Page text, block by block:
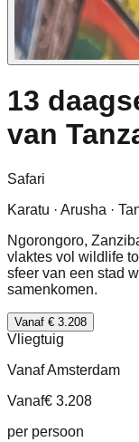
13
van
Safari
Karatu · Arusha ·
Ngorongoro,
vlaktes vol wildlife
sfeer van een stad
samenkomen.
Vanaf € 3.208
Vliegtuig
Vanaf Amsterdam
Vanaf€ 3.208
per persoon